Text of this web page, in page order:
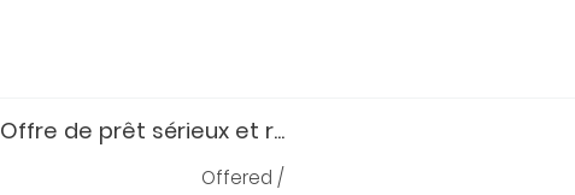
Offre de prêt sérieux et r...
Offered /